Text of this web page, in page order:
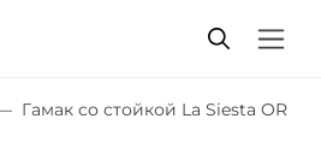
Гамак со стойкой La Siesta